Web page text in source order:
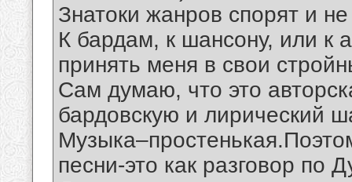
Знатоки жанров спорят и
К бардам, к шансону, или к
принять меня в свои
Сам думаю, что это
бардовскую и лирический
песни-это как разговор по